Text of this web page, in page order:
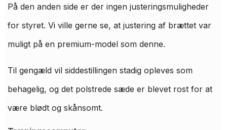
På den anden side er der ingen justeringsmuligheder
for styret. Vi ville gerne se, at justering af brættet var
muligt på en premium-model som denne.
Til gengæld vil siddestillingen stadig opleves som
behagelig, og det polstrede sæde er blevet rost for at
være blødt og skånsomt.